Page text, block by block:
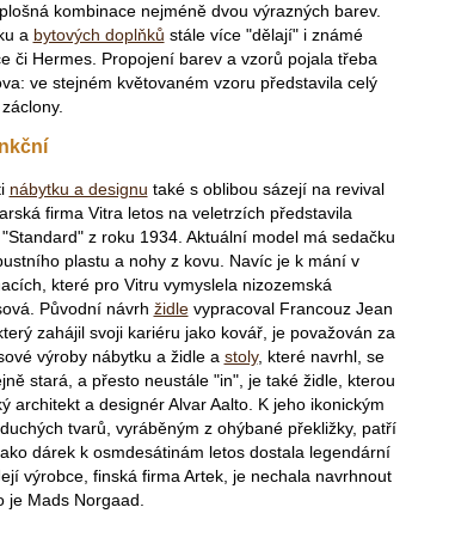
kombinace nejméně dvou výrazných barev.
a bytových doplňků stále více "dělají" i známé
či Hermes. Propojení barev a vzorů pojala třeba
ve stejném květovaném vzoru představila celý
nábytku a designu také s oblibou sázejí na revival
firma Vitra letos na veletrzích představila
z roku 1934. Aktuální model má sedačku
plastu a nohy z kovu. Navíc je k mání v
které pro Vitru vymyslela nizozemská
Původní návrh židlevypracoval Francouz Jean
zahájil svoji kariéru jako kovář, je považován za
výroby nábytku a židle a stoly, které navrhl, se
stará, a přesto neustále "in", je také židle, kterou
architekt a designér Alvar Aalto. K jeho ikonickým
tvarů, vyráběným z ohýbané překližky, patří
dárek k osmdesátinám letos dostala legendární
výrobce, finská firma Artek, je nechala navrhnout
je Mads Norgaad.